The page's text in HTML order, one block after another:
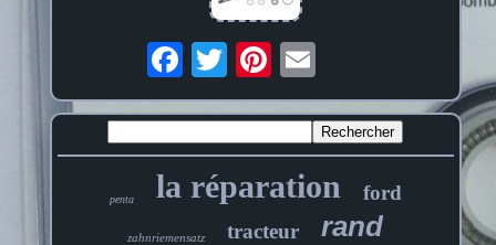
penta la réparation ford
zahnriemensatz tracteur rand